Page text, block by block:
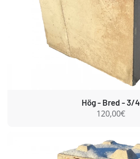
Hög - Bred - 3/4
120,00€